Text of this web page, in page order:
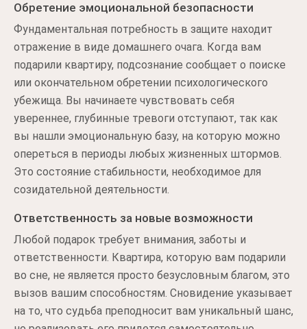
Обретение эмоциональной безопасности
Фундаментальная потребность в защите находит
отражение в виде домашнего очага. Когда вам
подарили квартиру, подсознание сообщает о поиске
или окончательном обретении психологического
убежища. Вы начинаете чувствовать себя
увереннее, глубинные тревоги отступают, так как
вы нашли эмоциональную базу, на которую можно
опереться в периоды любых жизненных штормов.
Это состояние стабильности, необходимое для
созидательной деятельности.
Ответственность за новые возможности
Любой подарок требует внимания, заботы и
ответственности. Квартира, которую вам подарили
во сне, не является просто безусловным благом, это
вызов вашим способностям. Сновидение указывает
на то, что судьба преподносит вам уникальный шанс,